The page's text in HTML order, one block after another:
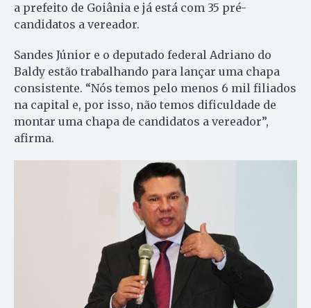
a prefeito de Goiânia e já está com 35 pré-
candidatos a vereador.
Sandes Júnior e o deputado federal Adriano do
Baldy estão trabalhando para lançar uma chapa
consistente. “Nós temos pelo menos 6 mil filiados
na capital e, por isso, não temos dificuldade de
montar uma chapa de candidatos a vereador”,
afirma.